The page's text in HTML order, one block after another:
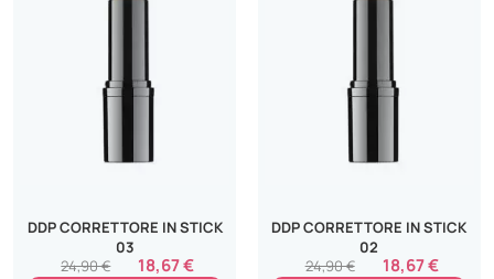
DDP CORRETTORE IN STICK
03
18,67 €
24,90 €
DDP CORRETTORE IN STICK
02
18,67 €
24,90 €